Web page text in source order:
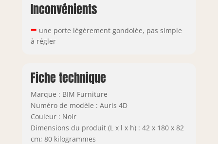
Inconvénients
– une porte légèrement gondolée, pas simple
à régler
Fiche technique
Marque : BIM Furniture
Numéro de modèle : Auris 4D
Couleur : Noir
Dimensions du produit (L x l x h) : 42 x 180 x 82
cm; 80 kilogrammes